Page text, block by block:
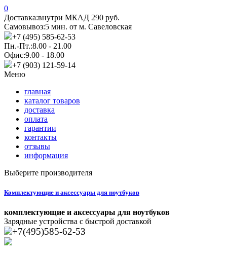
0
Доставка:внутри МКАД 290 руб.
Самовывоз:5 мин. от м. Савеловская
+7 (495) 585-62-53
Пн.-Пт.:8.00 - 21.00
Офис:9.00 - 18.00
+7 (903) 121-59-14
Меню
главная
каталог товаров
доставка
оплата
гарантии
контакты
отзывы
информация
Выберите производителя
Комплектующие и аксессуары для ноутбуков
комплектующие и аксессуары для ноутбуков
Зарядные устройства с быстрой доставкой
+7(495)585-62-53